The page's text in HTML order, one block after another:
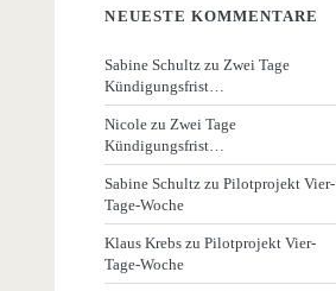
NEUESTE KOMMENTARE
Sabine Schultz zu Zwei Tage
Kündigungsfrist…
Nicole zu Zwei Tage
Kündigungsfrist…
Sabine Schultz zuPilotprojekt Vier-
Tage-Woche
Klaus Krebs zuPilotprojekt Vier-
Tage-Woche